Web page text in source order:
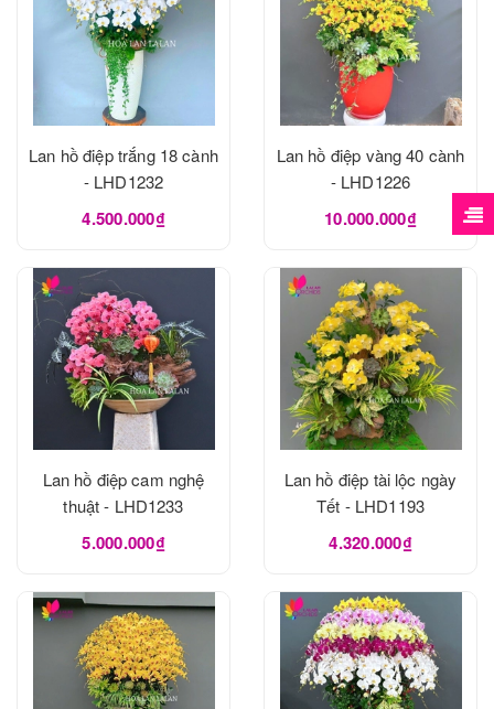
Lan hồ điệp trắng 18 cành
- LHD1232
4.500.000₫
Lan hồ điệp vàng 40 cành
- LHD1226
10.000.000₫
Lan hồ điệp cam nghệ
thuật - LHD1233
5.000.000₫
Lan hồ điệp tài lộc ngày
Tết - LHD1193
4.320.000₫